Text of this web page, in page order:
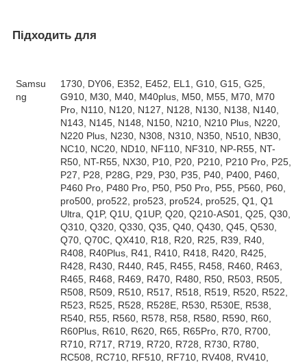
Підходить для
Samsu
ng
1730, DY06, E352, E452, EL1, G10, G15, G25,
G910, M30, M40, M40plus, M50, M55, M70, M70
Pro, N110, N120, N127, N128, N130, N138, N140,
N143, N145, N148, N150, N210, N210 Plus, N220,
N220 Plus, N230, N308, N310, N350, N510, NB30,
NC10, NC20, ND10, NF110, NF310, NP-R55, NT-
R50, NT-R55, NX30, P10, P20, P210, P210 Pro, P25,
P27, P28, P28G, P29, P30, P35, P40, P400, P460,
P460 Pro, P480 Pro, P50, P50 Pro, P55, P560, P60,
pro500, pro522, pro523, pro524, pro525, Q1, Q1
Ultra, Q1P, Q1U, Q1UP, Q20, Q210-AS01, Q25, Q30,
Q310, Q320, Q330, Q35, Q40, Q430, Q45, Q530,
Q70, Q70C, QX410, R18, R20, R25, R39, R40,
R408, R40Plus, R41, R410, R418, R420, R425,
R428, R430, R440, R45, R455, R458, R460, R463,
R465, R468, R469, R470, R480, R50, R503, R505,
R508, R509, R510, R517, R518, R519, R520, R522,
R523, R525, R528, R528E, R530, R530E, R538,
R540, R55, R560, R578, R58, R580, R590, R60,
R60Plus, R610, R620, R65, R65Pro, R70, R700,
R710, R717, R719, R720, R728, R730, R780,
RC508, RC710, RF510, RF710, RV408, RV410,